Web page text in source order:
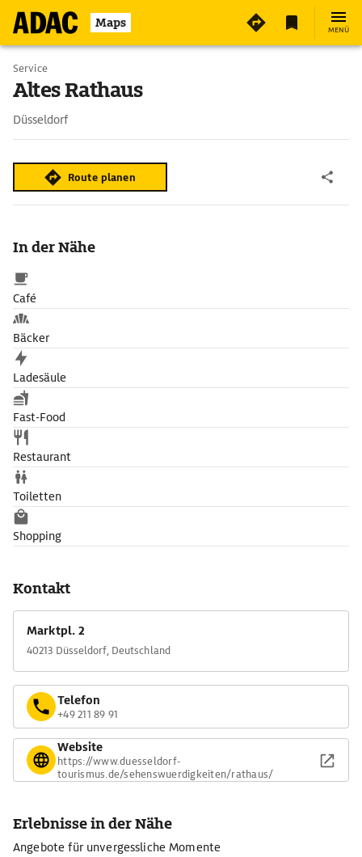
Maps MENÜ
Service
Altes Rathaus
Düsseldorf
Route planen
In der Nähe
Café
Bäcker
Ladesäule
Fast-Food
Restaurant
Toiletten
Shopping
Kontakt
Marktpl. 2
40213 Düsseldorf, Deutschland
Telefon
+49 211 89 91
Website
https://www.duesseldorf-
tourismus.de/sehenswuerdigkeiten/rathaus/
Erlebnisse in der Nähe
Angebote für unvergessliche Momente